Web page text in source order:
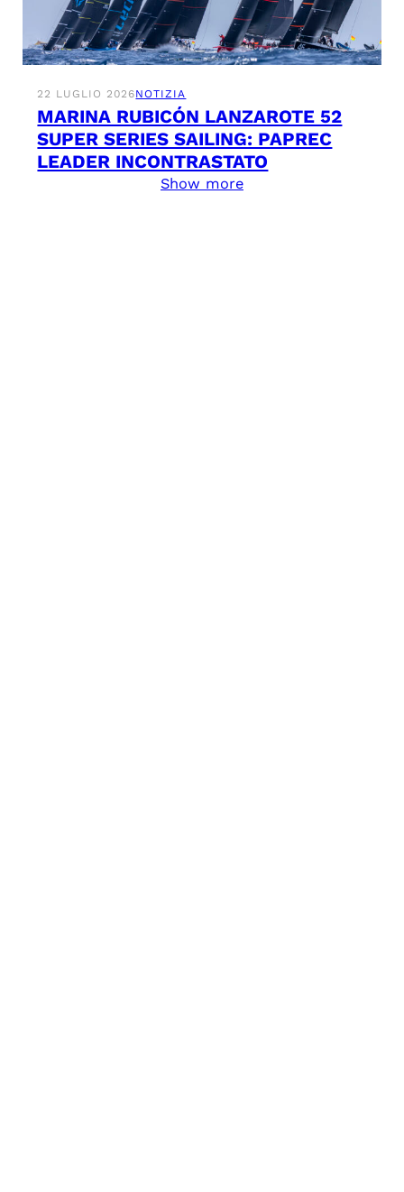
22 LUGLIO 2026NOTIZIA
MARINA RUBICÓN LANZAROTE 52
SUPER SERIES SAILING: PAPREC
LEADER INCONTRASTATO
Show more